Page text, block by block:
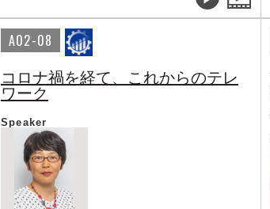
A02-08
コロナ禍を経て、これからのテレ
ワーク
Speaker